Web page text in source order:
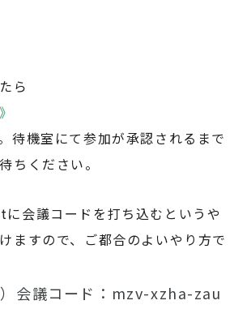
ら
待機室にて参加が承認されるまで
ちください。
会議コードを打ち込むというや
ますので、ご都合のよいやり方で
会議コード：mzv-xzha-zau